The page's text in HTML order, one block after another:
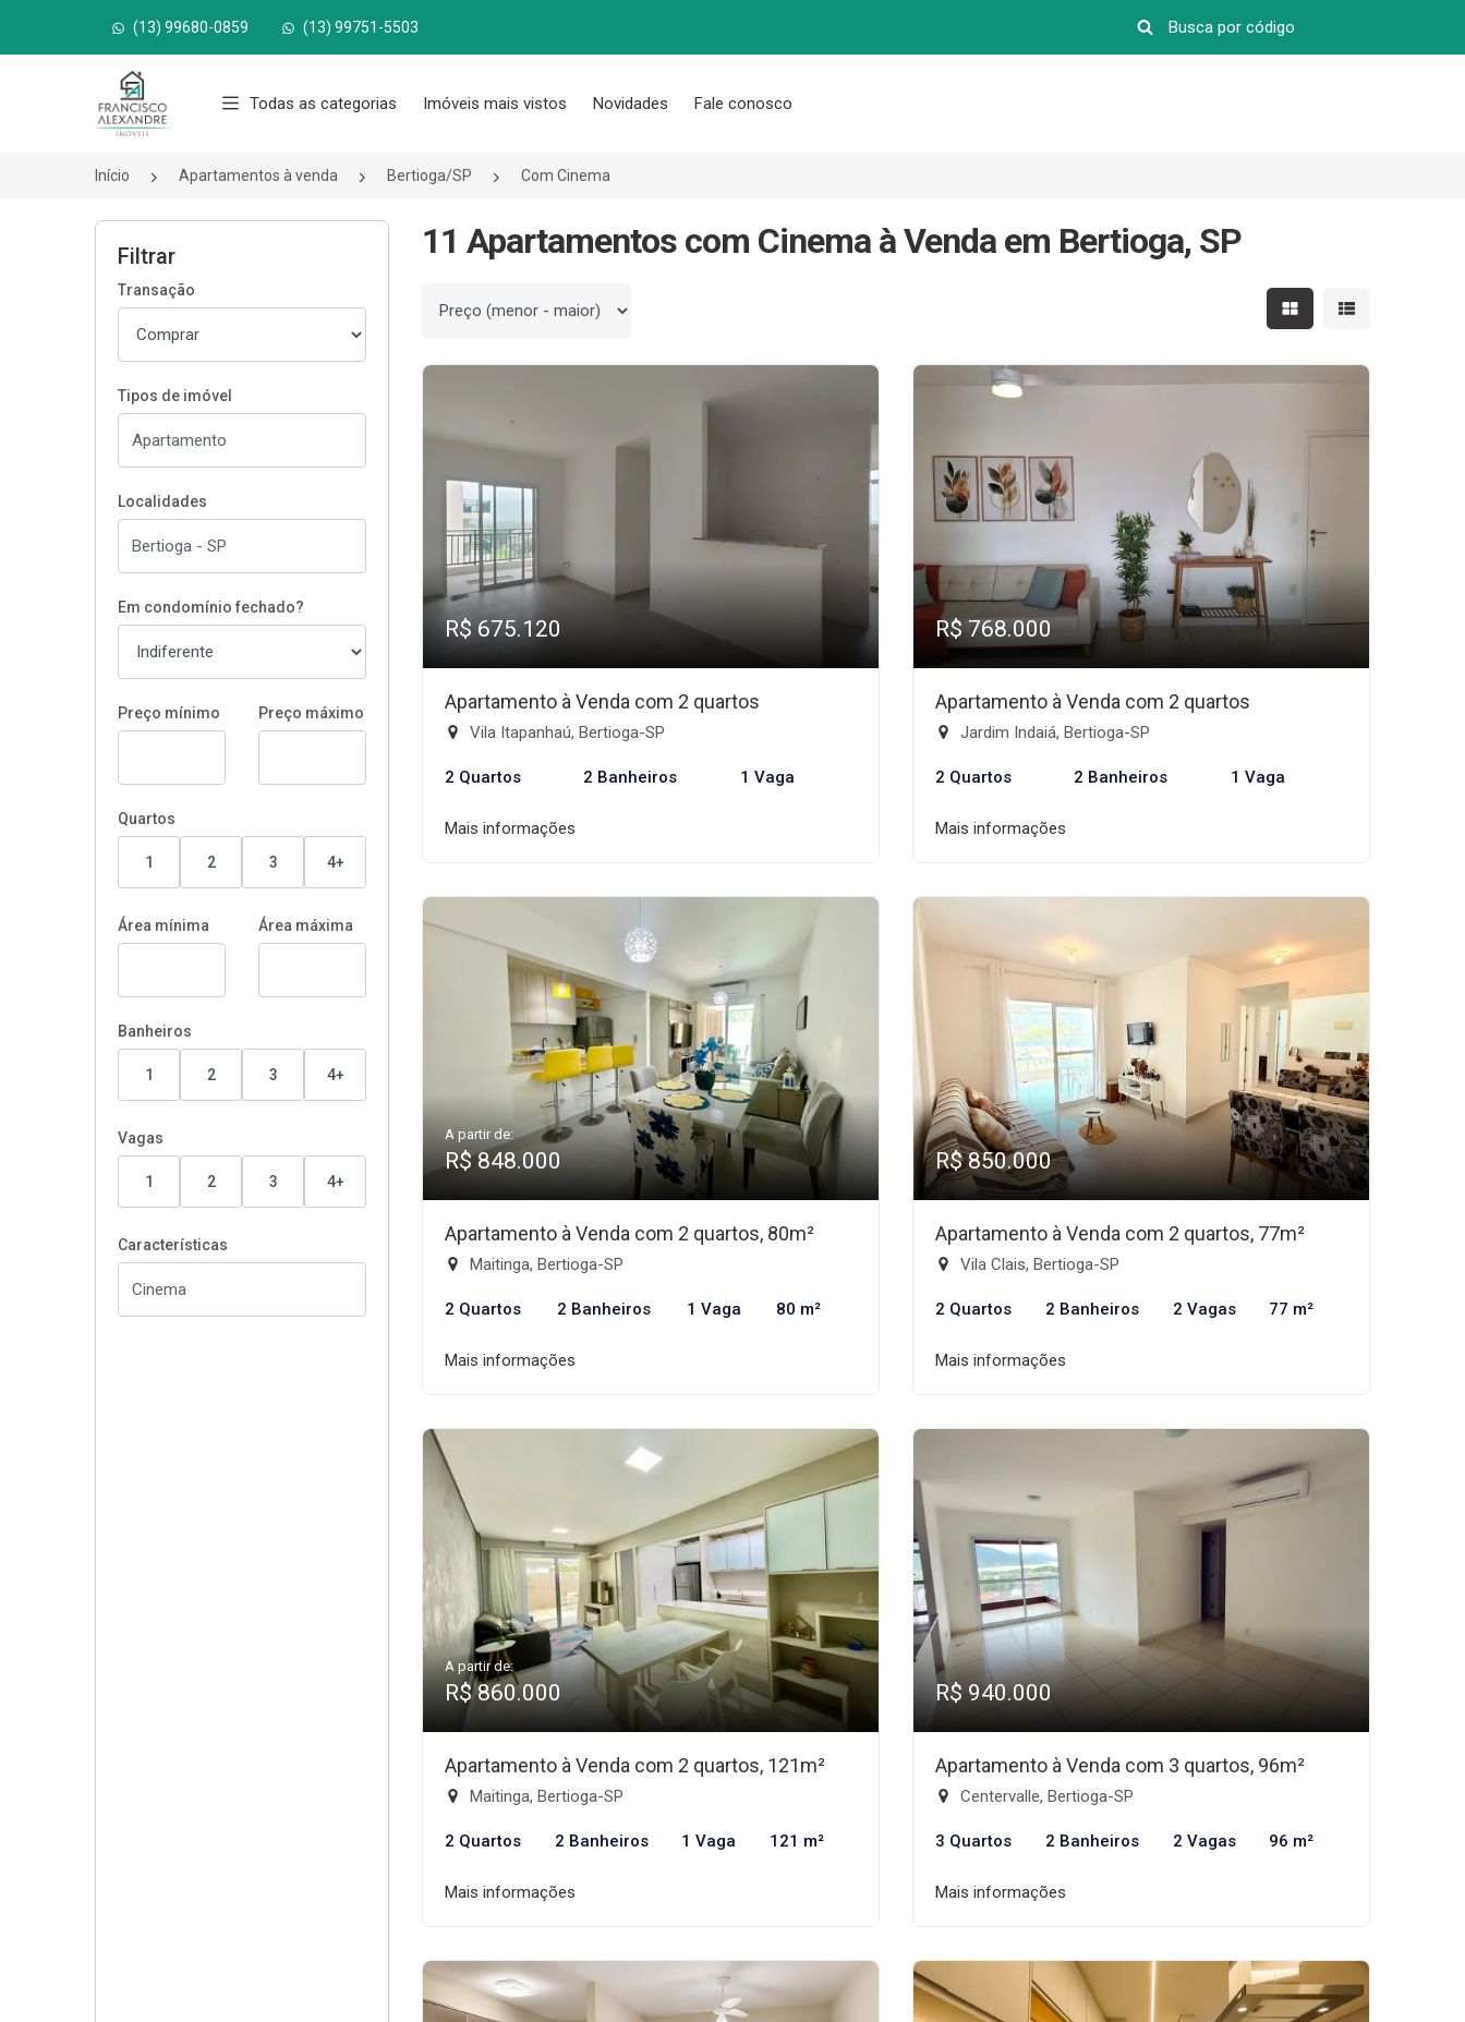
(13) 99680-0859 (13) 99751-5503
Página inicial
Todas as categorias Imóveis mais vistos Novidades Fale conosco
Início Apartamentos à venda Bertioga/SP Com Cinema
Filtrar
Transação
Tipos de imóvel
Localidades
Em condomínio fechado?
Preço mínimo Preço máximo
Quartos
1 2 3 4+
Área mínima Área máxima
Banheiros
1 2 3 4+
Vagas
1 2 3 4+
Características
11 Apartamentos com Cinema à Venda em Bertioga, SP
Ordenar por Mostrar resultados em
Mostrar
R$ 675.120
Apartamento à Venda com 2 quartos
Vila Itapanhaú, Bertioga-SP
2 Quartos 2 Banheiros 1 Vaga
Mais informações
R$ 768.000
Apartamento à Venda com 2 quartos
Jardim Indaiá, Bertioga-SP
2 Quartos 2 Banheiros 1 Vaga
Mais informações
A partir de:
R$ 848.000
Apartamento à Venda com 2 quartos, 80m²
Maitinga, Bertioga-SP
2 Quartos 2 Banheiros 1 Vaga 80 m²
Mais informações
R$ 850.000
Apartamento à Venda com 2 quartos, 77m²
Vila Clais, Bertioga-SP
2 Quartos 2 Banheiros 2 Vagas 77 m²
Mais informações
A partir de:
R$ 860.000
Apartamento à Venda com 2 quartos, 121m²
Maitinga, Bertioga-SP
2 Quartos 2 Banheiros 1 Vaga 121 m²
Mais informações
R$ 940.000
Apartamento à Venda com 3 quartos, 96m²
Centervalle, Bertioga-SP
3 Quartos 2 Banheiros 2 Vagas 96 m²
Mais informações